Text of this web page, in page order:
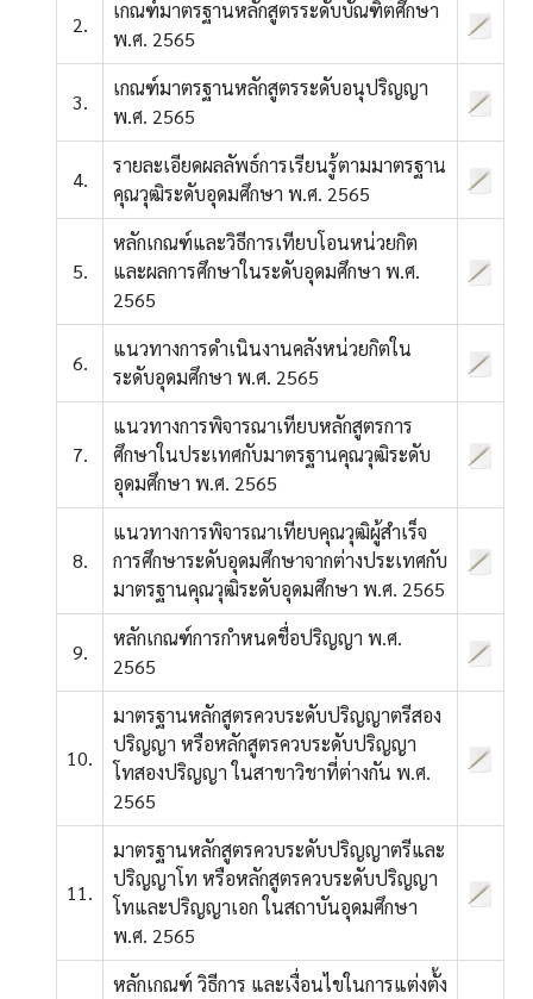
2.
เกณฑ์มาตรฐานหลักสูตรระดับบัณฑิตศึกษา
พ.ศ. 2565
3.
เกณฑ์มาตรฐานหลักสูตรระดับอนุปริญญา
พ.ศ. 2565
4.
รายละเอียดผลลัพธ์การเรียนรู้ตามมาตรฐาน
คุณวุฒิระดับอุดมศึกษา พ.ศ. 2565
5.
หลักเกณฑ์และวิธีการเทียบโอนหน่วยกิต
และผลการศึกษาในระดับอุดมศึกษา พ.ศ.
2565
6.
แนวทางการดำเนินงานคลังหน่วยกิตใน
ระดับอุดมศึกษา พ.ศ. 2565
7.
แนวทางการพิจารณาเทียบหลักสูตรการ
ศึกษาในประเทศกับมาตรฐานคุณวุฒิระดับ
อุดมศึกษา พ.ศ. 2565
8.
แนวทางการพิจารณาเทียบคุณวุฒิผู้สำเร็จ
การศึกษาระดับอุดมศึกษาจากต่างประเทศกับ
มาตรฐานคุณวุฒิระดับอุดมศึกษา พ.ศ. 2565
9.
หลักเกณฑ์การกำหนดชื่อปริญญา พ.ศ.
2565
10.
มาตรฐานหลักสูตรควบระดับปริญญาตรีสอง
ปริญญา หรือหลักสูตรควบระดับปริญญา
โทสองปริญญา ในสาขาวิชาที่ต่างกัน พ.ศ.
2565
11.
มาตรฐานหลักสูตรควบระดับปริญญาตรีและ
ปริญญาโท หรือหลักสูตรควบระดับปริญญา
โทและปริญญาเอก ในสถาบันอุดมศึกษา
พ.ศ. 2565
หลักเกณฑ์ วิธีการ และเงื่อนไขในการแต่งตั้ง